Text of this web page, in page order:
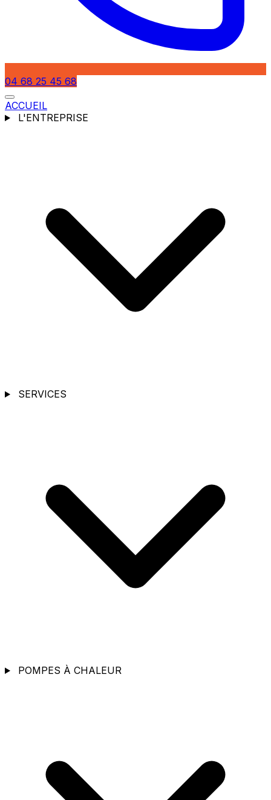
04 68 25 45 68
ACCUEIL
L'ENTREPRISE
SERVICES
POMPES À CHALEUR